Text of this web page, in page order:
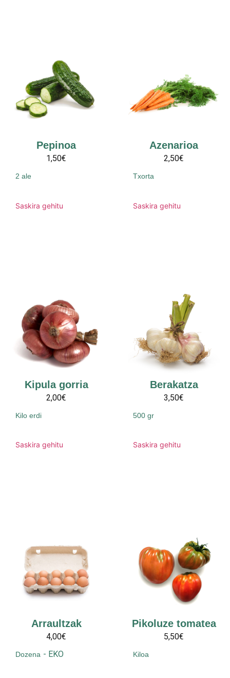
Pepinoa
1,50€
2 ale
Saskira gehitu
Azenarioa
2,50€
Txorta
Saskira gehitu
Kipula gorria
2,00€
Kilo erdi
Saskira gehitu
Berakatza
3,50€
500 gr
Saskira gehitu
Arraultzak
4,00€
Dozena - EKO
Pikoluze tomatea
5,50€
Kiloa